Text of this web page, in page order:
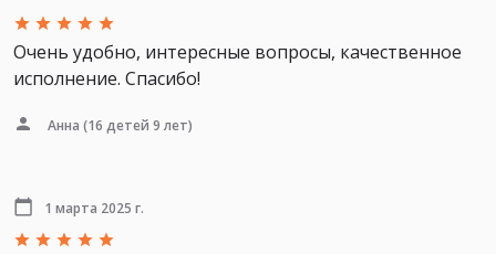
Очень удобно, интересные вопросы, качественное
исполнение. Спасибо!
Анна (16 детей 9 лет)
1 марта 2025 г.